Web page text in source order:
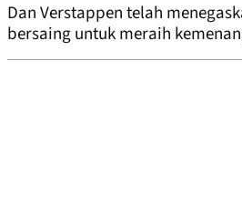
Dan Verstappen telah
bersaing untuk meraih